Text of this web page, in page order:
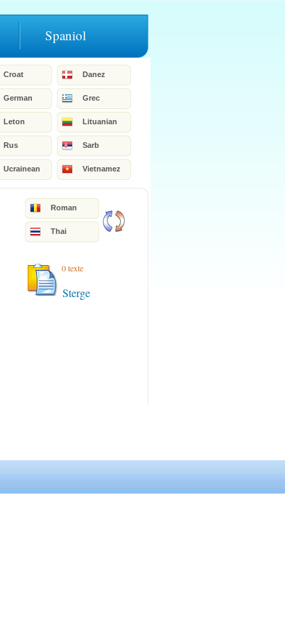
Spaniol
Croat Danez
German Grec
Leton Lituanian
Rus Sarb
Ucrainean Vietnamez
Roman
Thai
0 texte
Sterge